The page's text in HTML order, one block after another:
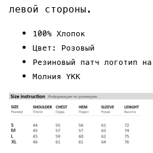
левой стороны.
100% Хлопок
Цвет: Розовый
Резиновый патч логотип
Молния YKK